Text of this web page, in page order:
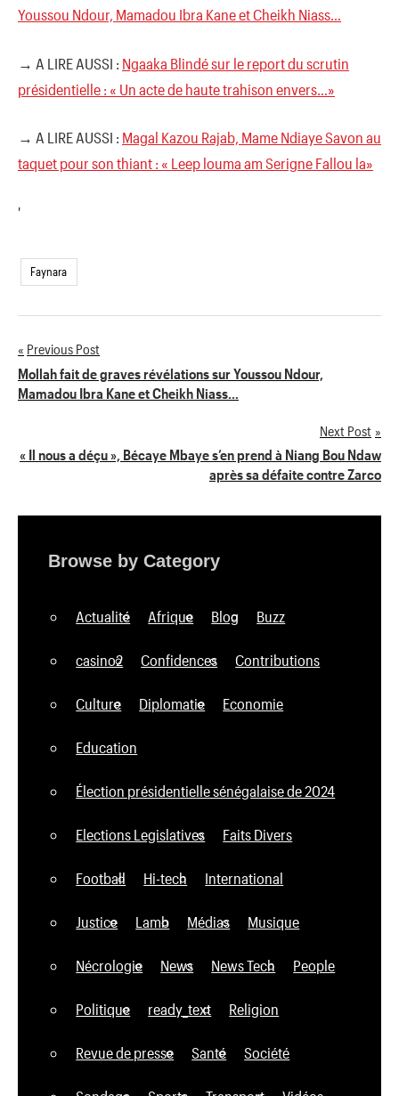
Youssou Ndour, Mamadou Ibra Kane et Cheikh Niass…
→ A LIRE AUSSI : Ngaaka Blindé sur le report du scrutin
présidentielle : « Un acte de haute trahison envers…»
→ A LIRE AUSSI : Magal Kazou Rajab, Mame Ndiaye Savon au
taquet pour son thiant : « Leep louma am Serigne Fallou la»
'
Faynara
Navigation
de
Previous Post
Mollah fait de graves révélations sur Youssou Ndour,
Mamadou Ibra Kane et Cheikh Niass…
Next Post
« Il nous a déçu », Bécaye Mbaye s’en prend à Niang Bou Ndaw
après sa défaite contre Zarco
Browse by Category
Actualité Afrique Blog Buzz
casino2 Confidences Contributions
Culture Diplomatie Economie
Education
Élection présidentielle sénégalaise de 2024
Elections Legislatives Faits Divers
Football Hi-tech International
Justice Lamb Médias Musique
Nécrologie News News Tech People
Politique ready_text Religion
Revue de presse Santé Société